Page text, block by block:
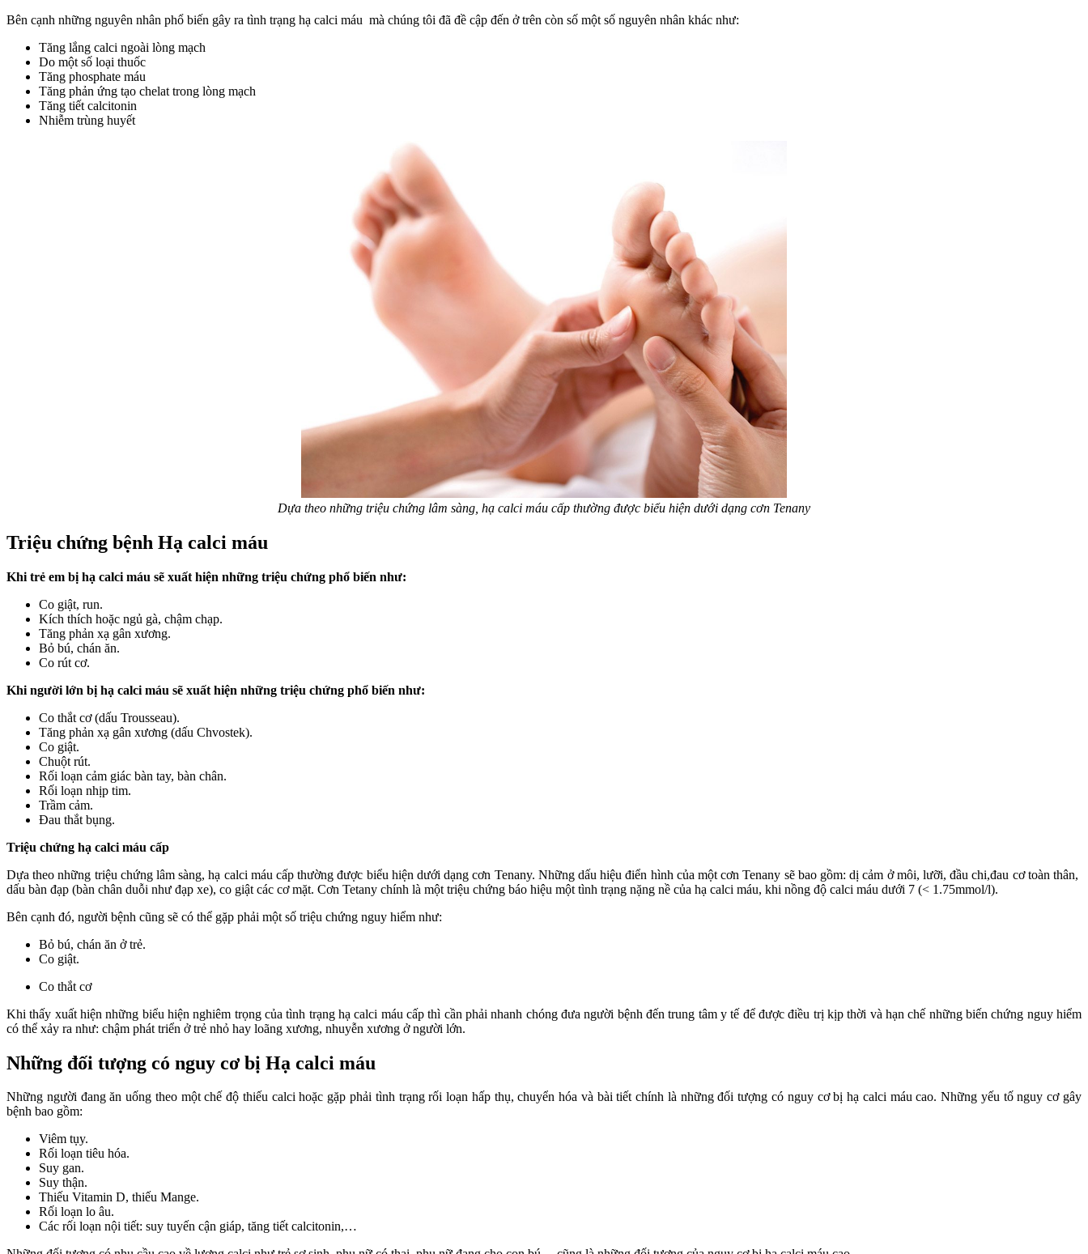
Bên cạnh những nguyên nhân phổ biến gây ra tình trạng hạ calci máu mà chúng tôi đã đề cập đến ở trên còn số một số nguyên nhân khác như:
Tăng lắng calci ngoài lòng mạch
Do một số loại thuốc
Tăng phosphate máu
Tăng phản ứng tạo chelat trong lòng mạch
Tăng tiết calcitonin
Nhiễm trùng huyết
Dựa theo những triệu chứng lâm sàng, hạ calci máu cấp thường được biểu hiện dưới dạng cơn Tenany
Triệu chứng bệnh Hạ calci máu
Khi trẻ em bị hạ calci máu sẽ xuất hiện những triệu chứng phổ biến như:
Co giật, run.
Kích thích hoặc ngủ gà, chậm chạp.
Tăng phản xạ gân xương.
Bỏ bú, chán ăn.
Co rút cơ.
Khi người lớn bị hạ calci máu sẽ xuất hiện những triệu chứng phổ biến như:
Co thắt cơ (dấu Trousseau).
Tăng phản xạ gân xương (dấu Chvostek).
Co giật.
Chuột rút.
Rối loạn cảm giác bàn tay, bàn chân.
Rối loạn nhịp tim.
Trầm cảm.
Đau thắt bụng.
Triệu chứng hạ calci máu cấp
Dựa theo những triệu chứng lâm sàng, hạ calci máu cấp thường được biểu hiện dưới dạng cơn Tenany. Những dấu hiệu điển hình của một cơn Tenany sẽ bao gồm: dị cảm ở môi, lưỡi, đầu chi,đau cơ toàn thân,
dấu bàn đạp (bàn chân duỗi như đạp xe), co giật các cơ mặt. Cơn Tetany chính là một triệu chứng báo hiệu một tình trạng nặng nề của hạ calci máu, khi nồng độ calci máu dưới 7 (< 1.75mmol/l).
Bên cạnh đó, người bệnh cũng sẽ có thể gặp phải một số triệu chứng nguy hiểm như:
Bỏ bú, chán ăn ở trẻ.
Co giật.
Co thắt cơ
Khi thấy xuất hiện những biểu hiện nghiêm trọng của tình trạng hạ calci máu cấp thì cần phải nhanh chóng đưa người bệnh đến trung tâm y tế để được điều trị kịp thời và hạn chế những biến chứng nguy hiểm
có thể xảy ra như: chậm phát triển ở trẻ nhỏ hay loãng xương, nhuyễn xương ở người lớn.
Những đối tượng có nguy cơ bị Hạ calci máu
Những người đang ăn uống theo một chế độ thiếu calci hoặc gặp phải tình trạng rối loạn hấp thụ, chuyển hóa và bài tiết chính là những đối tượng có nguy cơ bị hạ calci máu cao. Những yếu tố nguy cơ gây
bệnh bao gồm:
Viêm tụy.
Rối loạn tiêu hóa.
Suy gan.
Suy thận.
Thiếu Vitamin D, thiếu Mange.
Rối loạn lo âu.
Các rối loạn nội tiết: suy tuyến cận giáp, tăng tiết calcitonin,…